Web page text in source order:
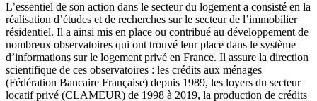
L’essentiel de son action dans le secteur du logement a consisté en la
réalisation d’études et de recherches sur le secteur de l’immobilier
résidentiel. Il a ainsi mis en place ou contribué au développement de
nombreux observatoires qui ont trouvé leur place dans le système
d’informations sur le logement privé en France. Il assure la direction
scientifique de ces observatoires : les crédits aux ménages
(Fédération Bancaire Française) depuis 1989, les loyers du secteur
locatif privé (CLAMEUR) de 1998 à 2019, la production de crédits